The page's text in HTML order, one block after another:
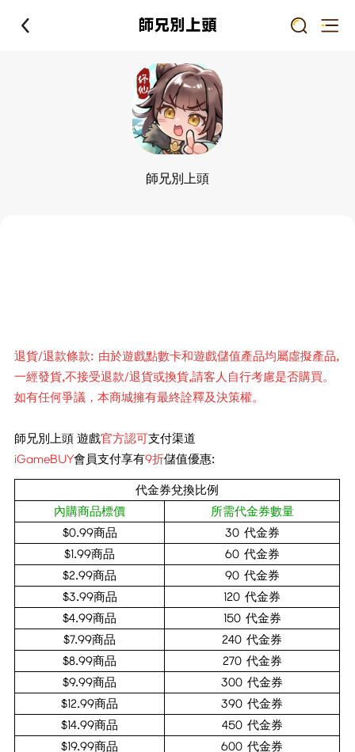
師兄別上頭
師兄別上頭
退貨/退款條款: 由於遊戲點數卡和遊戲儲值產品均屬虛擬產品,
一經發貨,不接受退款/退貨或換貨,請客人自行考慮是否購買。
如有任何爭議，本商城擁有最終詮釋及決策權。
師兄別上頭 遊戲官方認可支付渠道
iGameBUY會員支付享有9折儲值優惠:
代金券兌換比例
內購商品標價
所需代金券數量
$0.99商品
30 代金券
$1.99商品
60 代金券
$2.99商品
90 代金券
$3.99商品
120 代金券
$4.99商品
150 代金券
$7.99商品
240 代金券
$8.99商品
270 代金券
$9.99商品
300 代金券
$12.99商品
390 代金券
$14.99商品
450 代金券
$19.99商品
600 代金券